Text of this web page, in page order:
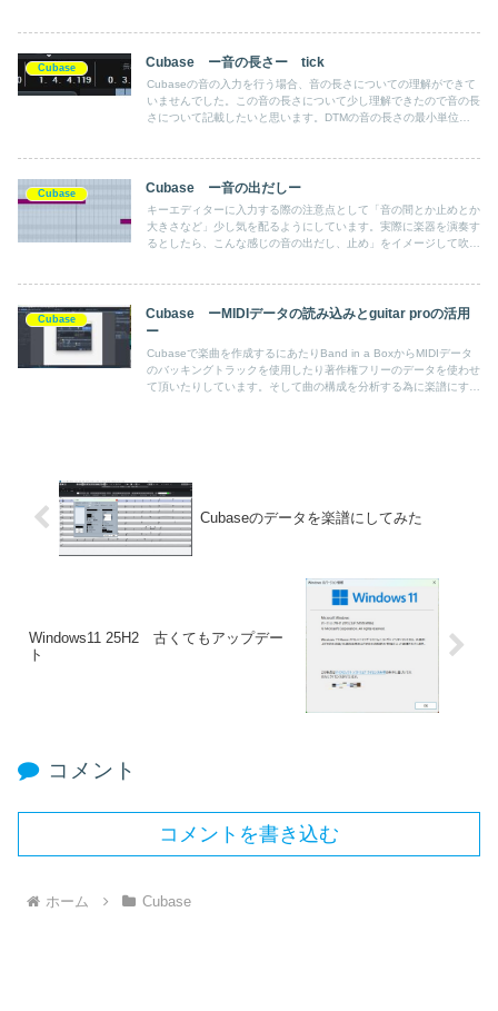
Cubase Cubase ー音の長さー tick
Cubaseの音の入力を行う場合、音の長さについての理解ができて
いませんでした。この音の長さについて少し理解できたので音の長
さについて記載したいと思います。DTMの音の長さの最小単位
Cubase Cubase ー音の出だしー
キーエディターに入力する際の注意点として「音の間とか止めとか
大きさなど」少し気を配るようにしています。実際に楽器を演奏す
るとしたら、こんな感じの音の出だし、止め」をイメージして吹く
Cubase
Cubase ーMIDIデータの読み込みとguitar proの活用
ー
Cubaseで楽曲を作成するにあたりBand in a BoxからMIDIデータ
のバッキングトラックを使用したり著作権フリーのデータを使わせ
て頂いたりしています。そして曲の構成を分析する為に楽譜にする
Cubaseのデータを楽譜にしてみた
Windows11 25H2 古くてもアップデー
ト
コメント
コメントを書き込む
ホーム Cubase